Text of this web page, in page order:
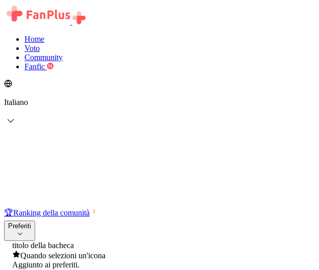
Home
Voto
Community
Fanfic
Italiano
🏆Ranking della comunità
Preferiti
titolo della bacheca
Quando selezioni un'icona
Aggiunto ai preferiti.